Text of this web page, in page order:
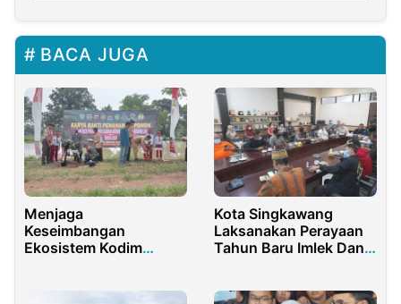
BACA JUGA
Menjaga
Keseimbangan
Ekosistem Kodim
Kota Singkawang
Laksanakan Perayaan
Tahun Baru Imlek Dan